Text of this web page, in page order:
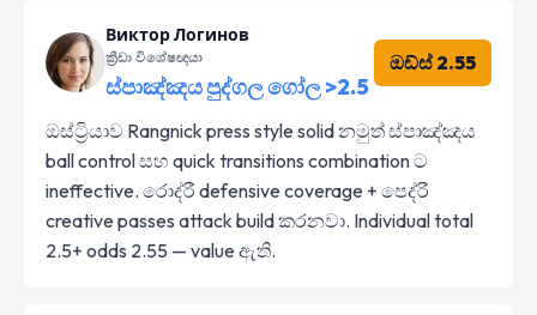
Виктор Логинов
ක්‍රීඩා විශේෂඥයා
ස්පාඤ්ඤය පුද්ගල ගෝල >2.5
ඔඩ්ස් 2.55
ඔස්ට්‍රියාව Rangnick press style solid නමුත් ස්පාඤ්ඤය
ball control සහ quick transitions combination ට
ineffective. රොද්රී defensive coverage + පෙද්රී
creative passes attack build කරනවා. Individual total
2.5+ odds 2.55 — value ඇති.